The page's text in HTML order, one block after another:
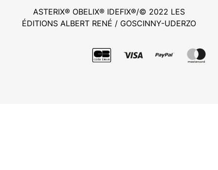
ASTERIX® OBELIX® IDEFIX®/© 2022 LES
ÉDITIONS ALBERT RENÉ / GOSCINNY-UDERZO